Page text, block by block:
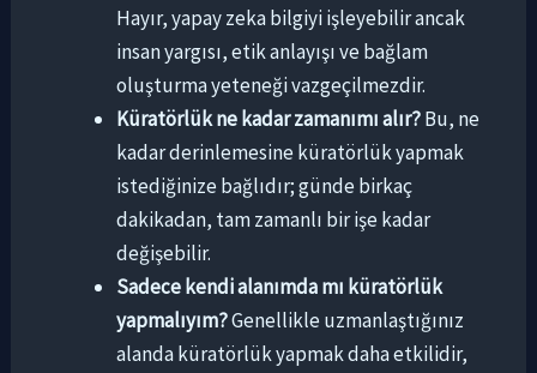
Hayır, yapay zeka bilgiyi işleyebilir ancak
insan yargısı, etik anlayışı ve bağlam
oluşturma yeteneği vazgeçilmezdir.
Küratörlük ne kadar zamanımı alır?Bu, ne
kadar derinlemesine küratörlük yapmak
istediğinize bağlıdır; günde birkaç
dakikadan, tam zamanlı bir işe kadar
değişebilir.
Sadece kendi alanımda mı küratörlük
yapmalıyım?Genellikle uzmanlaştığınız
alanda küratörlük yapmak daha etkilidir,